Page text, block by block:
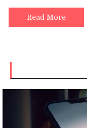
Read More